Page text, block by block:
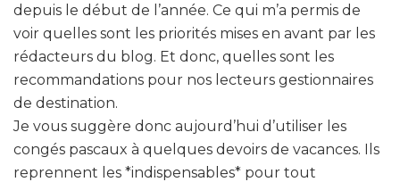
depuis le début de l’année. Ce qui m’a permis de
voir quelles sont les priorités mises en avant par les
rédacteurs du blog. Et donc, quelles sont les
recommandations pour nos lecteurs gestionnaires
de destination.
Je vous suggère donc aujourd’hui d’utiliser les
congés pascaux à quelques devoirs de vacances. Ils
reprennent les *indispensables* pour tout